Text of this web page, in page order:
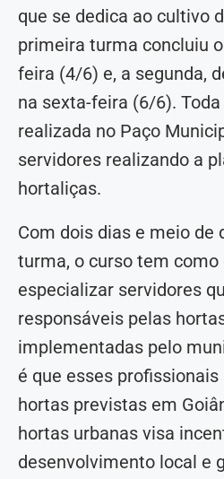
que se dedica ao cultivo
primeira turma concluiu
feira (4/6) e, a segunda,
na sexta-feira (6/6).
realizada no Paço
servidores realizando a
hortaliças.
Com dois dias e meio de
turma, o curso tem
especializar servidores
responsáveis pelas
implementadas pelo
é que esses
hortas previstas em
hortas urbanas visa
desenvolvimento local e